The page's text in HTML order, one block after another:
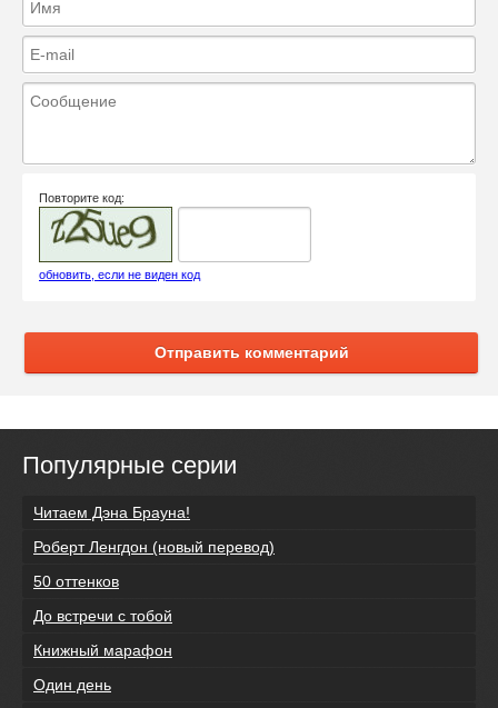
Повторите код:
обновить, если не виден код
Отправить комментарий
Популярные серии
Читаем Дэна Брауна!
Роберт Ленгдон (новый перевод)
50 оттенков
До встречи с тобой
Книжный марафон
Один день